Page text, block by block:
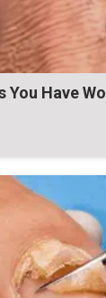
You Have